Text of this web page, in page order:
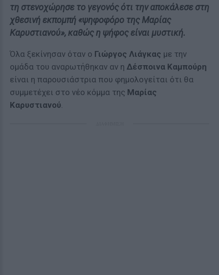
τη στενοχώρησε το γεγονός ότι την αποκάλεσε στη
χθεσινή εκπομπή «ψηφοφόρο της Μαρίας
Καρυστιανού», καθώς η ψήφος είναι μυστική.
Όλα ξεκίνησαν όταν ο Γιώργος Λιάγκας με την
ομάδα του αναρωτήθηκαν αν η Δέσποινα Καμπούρη
είναι η παρουσιάστρια που φημολογείται ότι θα
συμμετέχει στο νέο κόμμα της Μαρίας
Καρυστιανού.